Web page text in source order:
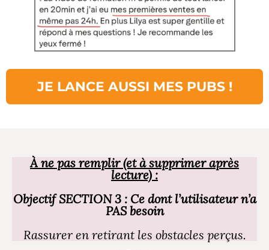
JE LANCE AUSSI MES PUBS !
À ne pas remplir (et à supprimer après
lecture) :
Objectif SECTION 3 : Ce dont l’utilisateur n’a
PAS besoin
Rassurer en retirant les obstacles perçus.